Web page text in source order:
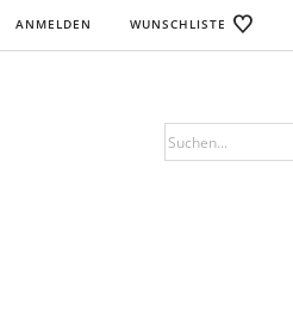
ANMELDEN WUNSCHLISTE